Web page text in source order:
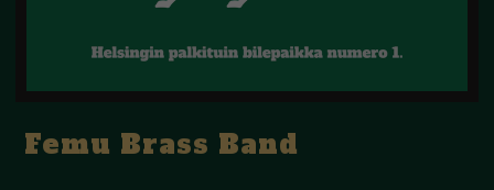
Femu Brass Band